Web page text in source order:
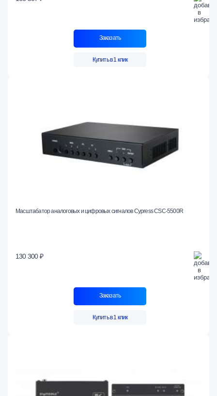
Заказать
Купить в 1 клик
Масштабатор аналоговых и цифровых сигналов Cypress CSC-5500R
130 300 ₽
Заказать
Купить в 1 клик